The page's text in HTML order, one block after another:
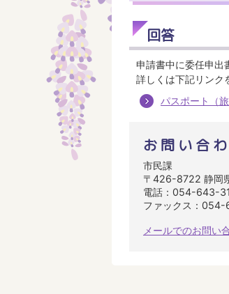
回答
申請書中に委任申出
詳しくは下記リンク
パスポート（旅
お問い合
市民課
〒426-8722 静岡
電話：054-643-
ファックス：
メールでのお問い